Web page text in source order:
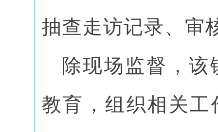
抽查走访记录、审
除现场监督，
教育，组织相关